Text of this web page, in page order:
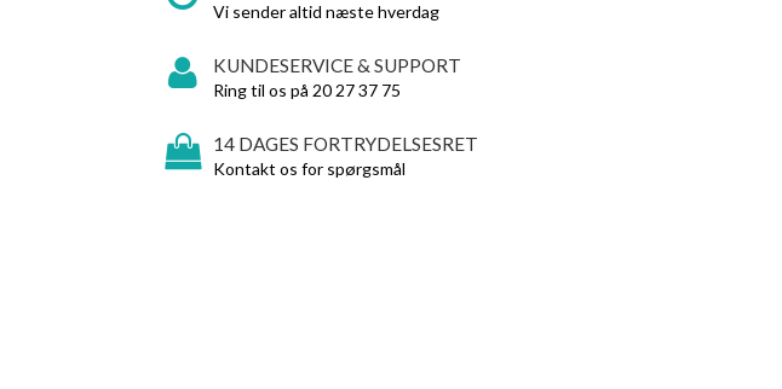
Vi sender altid næste hverdag
KUNDESERVICE & SUPPORT
Ring til os på 20 27 37 75
14 DAGES FORTRYDELSESRET
Kontakt os for spørgsmål